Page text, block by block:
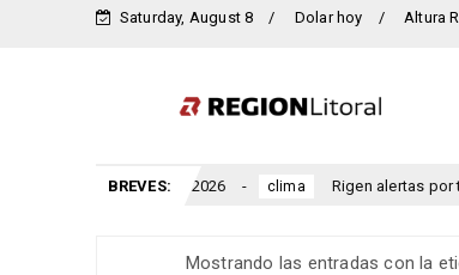
Saturday, August 8 Dolar hoy Altura
BREVES:
clima Rigen alertas por tormentas y
Mostrando las entradas con la